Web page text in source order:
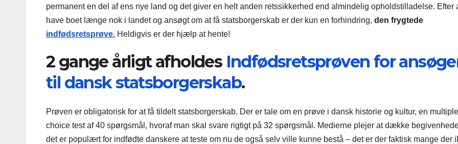
permanent en del af ens nye land og det giver en helt anden retssikkerhed end almindelig opholdstilladelse. Efter
have boet længe nok i landet og ansøgt om at få statsborgerskab er der kun en forhindring, den frygtede
indfødsretsprøve. Heldigvis er der hjælp at hente!
2 gange årligt afholdes Indfødsretsprøven for
til dansk statsborgerskab.
Prøven er obligatorisk for at få tildelt statsborgerskab. Der er tale om en prøve i dansk historie og kultur, en multiple
choice test af 40 spørgsmål, hvoraf man skal svare rigtigt på 32 spørgsmål. Medierne plejer at dække
det er populært for indfødte danskere at teste om nu de også selv ville kunne bestå – det er der faktisk mange der